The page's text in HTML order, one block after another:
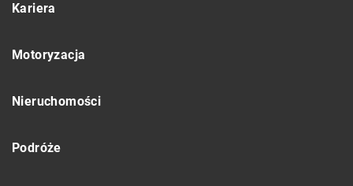
Kariera
Motoryzacja
Nieruchomości
Podróże